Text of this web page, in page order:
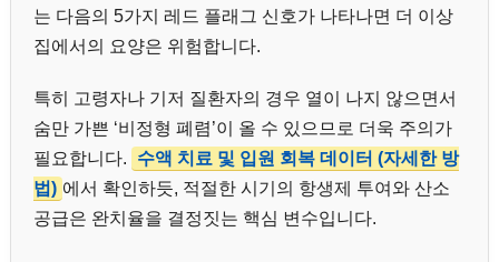
는 다음의 5가지 레드 플래그 신호가 나타나면 더 이상
집에서의 요양은 위험합니다.
특히 고령자나 기저 질환자의 경우 열이 나지 않으면서
숨만 가쁜 ‘비정형 폐렴’이 올 수 있으므로 더욱 주의가
필요합니다.
수액 치료 및 입원 회복 데이터 (자세한 방
법) 에서 확인하듯, 적절한 시기의 항생제 투여와 산소
공급은 완치율을 결정짓는 핵심 변수입니다.